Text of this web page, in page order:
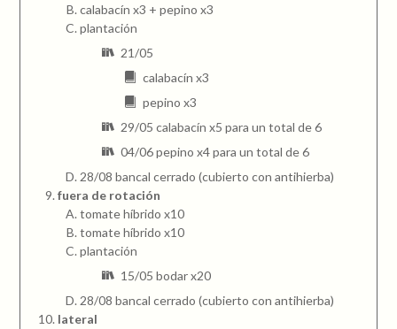
calabacín x3 + pepino x3
plantación
21/05
calabacín x3
pepino x3
29/05 calabacín x5 para un total de 6
04/06 pepino x4 para un total de 6
28/08 bancal cerrado (cubierto con antihierba)
fuera de rotación
tomate híbrido x10
tomate híbrido x10
plantación
15/05 bodar x20
28/08 bancal cerrado (cubierto con antihierba)
lateral